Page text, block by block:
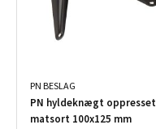
PN BESLAG
PN hyldeknægt oppresset
matsort 100x125 mm